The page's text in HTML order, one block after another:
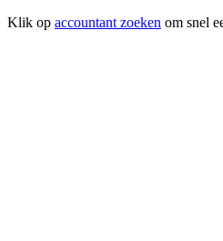
Klik op accountant zoeken om snel